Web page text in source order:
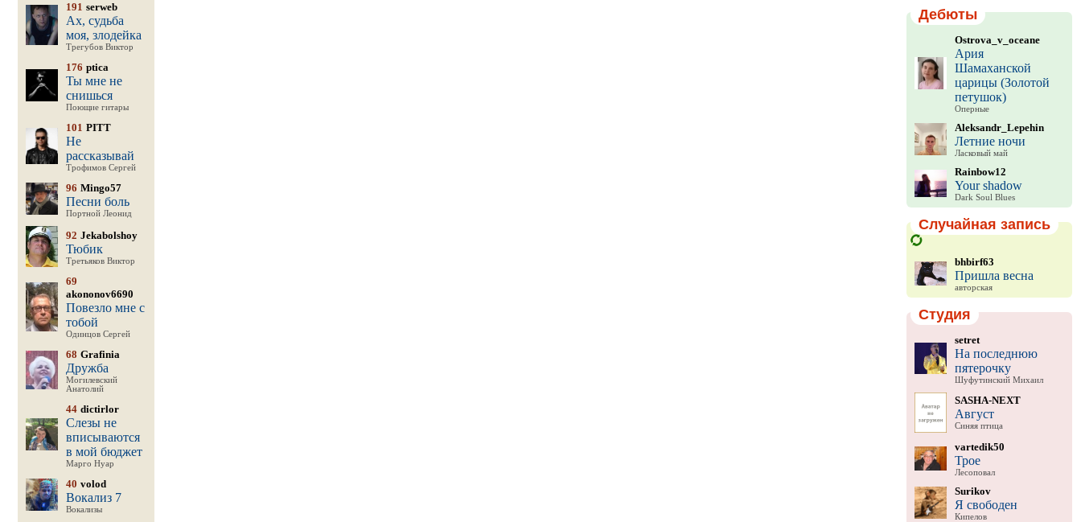
191 serweb
Ах, судьба
моя, злодейка
Трегубов Виктор
176 ptica
Ты мне не
снишься
Поющие гитары
101 PITT
Не
рассказывай
Трофимов Сергей
96 Mingo57
Песни боль
Портной Леонид
92 Jekabolshoy
Тюбик
Третьяков Виктор
69
akononov6690
Повезло мне с
тобой
Одинцов Сергей
68 Grafinia
Дружба
Могилевский
Анатолий
44 dictirlor
Слезы не
вписываются
в мой бюджет
Марго Нуар
40 volod
Вокализ 7
Вокализы
Дебюты
Ostrova_v_oceane
Ария
Шамаханской
царицы (Золотой
петушок)
Оперные
Aleksandr_Lepehin
Летние ночи
Ласковый май
Rainbow12
Your shadow
Dark Soul Blues
Случайная запись
bhbirf63
Пришла весна
авторская
Студия
setret
На последнюю
пятерочку
Шуфутинский Михаил
SASHA-NEXT
Август
Синяя птица
vartedik50
Трое
Лесоповал
Surikov
Я свободен
Кипелов